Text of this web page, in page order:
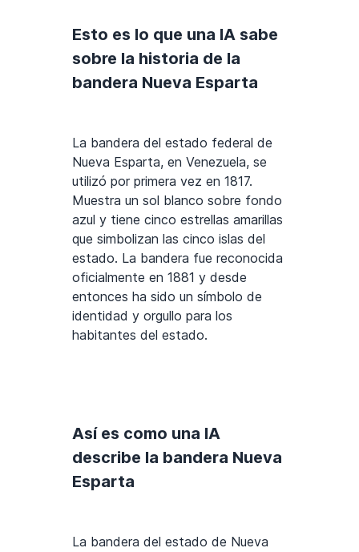
Esto es lo que una IA sabe
sobre la historia de la
bandera Nueva Esparta
La bandera del estado federal de
Nueva Esparta, en Venezuela, se
utilizó por primera vez en 1817.
Muestra un sol blanco sobre fondo
azul y tiene cinco estrellas amarillas
que simbolizan las cinco islas del
estado. La bandera fue reconocida
oficialmente en 1881 y desde
entonces ha sido un símbolo de
identidad y orgullo para los
habitantes del estado.
Así es como una IA
describe la bandera Nueva
Esparta
La bandera del estado de Nueva